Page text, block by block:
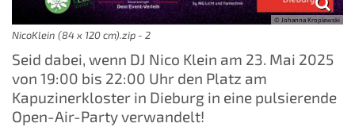
© Johanna Kroplewski
NicoKlein (84 x 120 cm).zip - 2
Seid dabei, wenn DJ Nico Klein am 23. Mai 2025
von 19:00 bis 22:00 Uhr den Platz am
Kapuzinerkloster in Dieburg in eine pulsierende
Open-Air-Party verwandelt!